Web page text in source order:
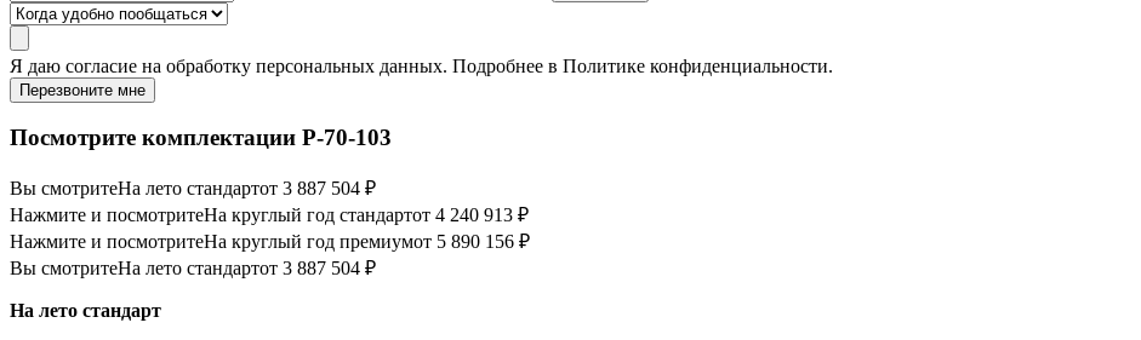
Я даю согласие на обработку персональных данных. Подробнее в Политике конфиденциальности.
Перезвоните мне
Посмотрите комплектации Р-70-103
Вы смотритеНа лето стандартот 3 887 504 ₽
Нажмите и посмотритеНа круглый год стандартот 4 240 913 ₽
Нажмите и посмотритеНа круглый год премиумот 5 890 156 ₽
Вы смотритеНа лето стандартот 3 887 504 ₽
На лето стандарт